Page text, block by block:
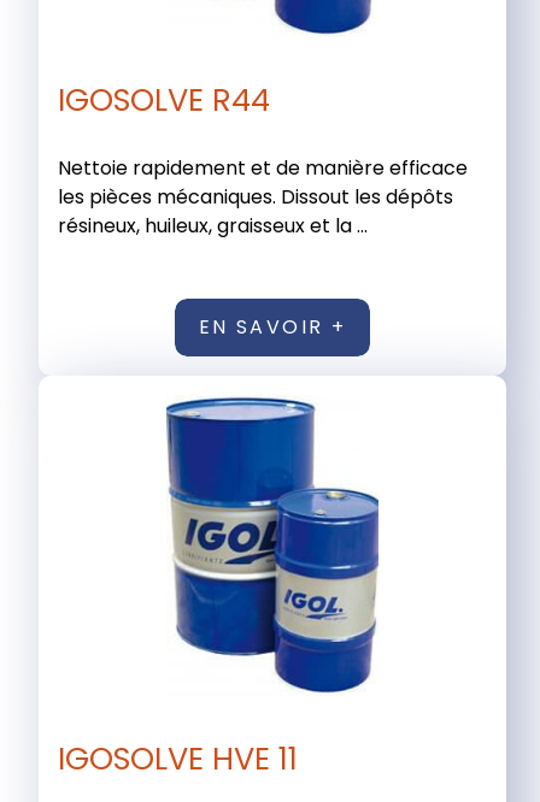
IGOSOLVE R44
Nettoie rapidement et de manière efficace
les pièces mécaniques. Dissout les dépôts
résineux, huileux, graisseux et la ...
EN SAVOIR +
IGOSOLVE HVE 11